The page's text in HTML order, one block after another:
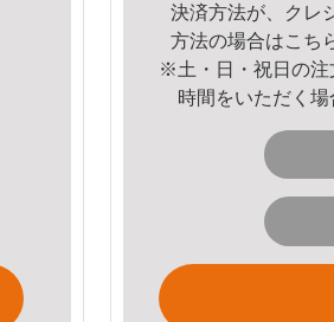
決済方法が、クレ
方法の場合はこち
※土・日・祝日の注
時間をいただく場